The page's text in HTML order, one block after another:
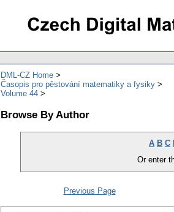
DML-CZ Home
Časopis pro pěstování matematiky a fysiky
Volume 44
Browse By Author
A B C
Or enter
Previous Page